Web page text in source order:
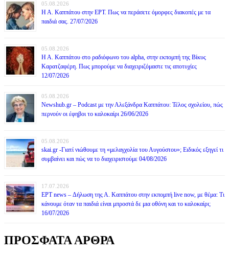
05.08.2026
Η Α. Καππάτου στην ΕΡΤ. Πως να περάσετε όμορφες διακοπές με τα
παιδιά σας. 27/07/2026
05.08.2026
Η Α. Καππάτου στο ραδιόφωνο του alpha, στην εκπομπή της Βίκυς
Καρατζαφέρη. Πως μπορούμε να διαχειριζόμαστε τις αποτυχίες
12/07/2026
05.08.2026
Newshub.gr – Podcast με την Αλεξάνδρα Καππάτου: Τέλος σχολείου, πώς
περνούν οι έφηβοι το καλοκαίρι 26/06/2026
05.08.2026
skai.gr -Γιατί νιώθουμε τη «μελαγχολία του Αυγούστου»; Ειδικός εξηγεί τι
συμβαίνει και πώς να το διαχειριστούμε 04/08/2026
17.07.2026
ΕΡΤ news – Δήλωση της Α. Καππάτου στην εκπομπή live now, με θέμα: Τι
κάνουμε όταν τα παιδιά είναι μπροστά δε μια οθόνη και το καλοκαίρι;
16/07/2026
ΠΡΟΣΦΑΤΑ ΑΡΘΡΑ